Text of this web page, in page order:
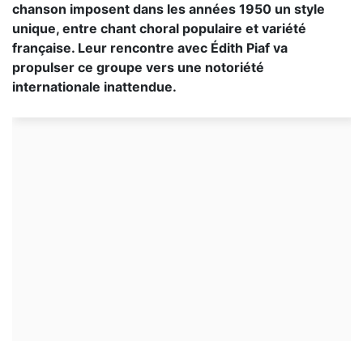
chanson imposent dans les années 1950 un style
unique, entre chant choral populaire et variété
française. Leur rencontre avec Édith Piaf va
propulser ce groupe vers une notoriété
internationale inattendue.